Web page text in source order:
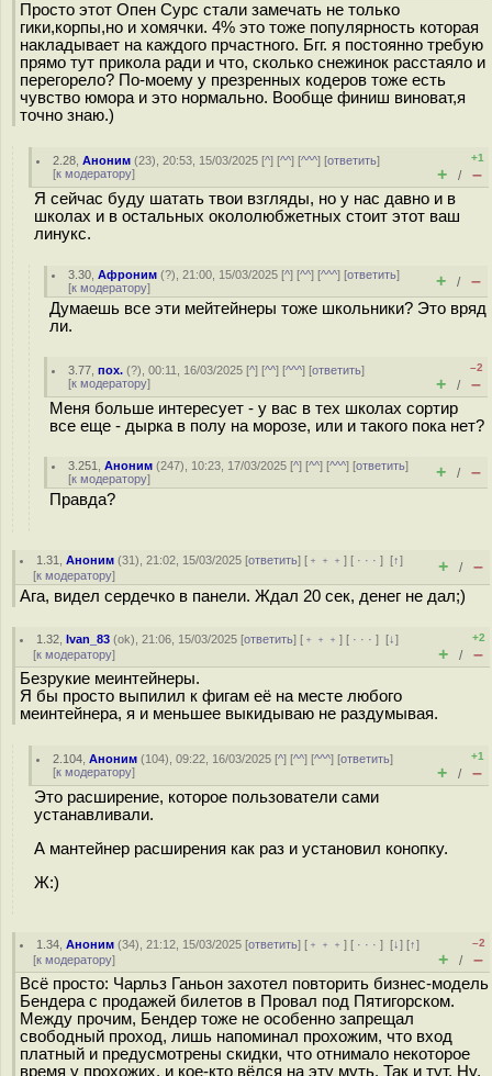
Просто этот Опен Сурс стали замечать не только
гики,корпы,но и хомячки. 4% это тоже популярность которая
накладывает на каждого прчастного. Бгг. я постоянно требую
прямо тут прикола ради и что, сколько снежинок расстаяло и
перегорело? По-моему у презренных кодеров тоже есть
чувство юмора и это нормально. Вообще финиш виноват,я
точно знаю.)
2.28 ,Аноним (23), 20:53, 15/03/2025 [^] [^^] [^^^] [ответить]
[к модератору]
+1
+ / –
Я сейчас буду шатать твои взгляды, но у нас давно и в
школах и в остальных окололюбжетных стоит этот ваш
линукс.
3.30 ,Афроним (?), 21:00, 15/03/2025 [^] [^^] [^^^] [ответить]
[к модератору] + / –
Думаешь все эти мейтейнеры тоже школьники? Это вряд
ли.
3.77 ,пох. (?), 00:11, 16/03/2025 [^] [^^] [^^^] [ответить]
[к модератору]
–2
+ / –
Меня больше интересует - у вас в тех школах сортир
все еще - дырка в полу на морозе, или и такого пока нет?
3.251 ,Аноним (247), 10:23, 17/03/2025 [^] [^^] [^^^] [ответить]
[к модератору] + / –
Правда?
1.31 ,Аноним (31), 21:02, 15/03/2025 [ответить] [ ﹢﹢﹢] [ · · ·][↑]
[к модератору] + / –
Ага, видел сердечко в панели. Ждал 20 сек, денег не дал;)
1.32 ,Ivan_83 (ok), 21:06, 15/03/2025 [ответить] [ ﹢﹢﹢] [ · · ·][↓]
[к модератору]
+2
+ / –
Безрукие меинтейнеры.
Я бы просто выпилил к фигам её на месте любого
меинтейнера, я и меньшее выкидываю не раздумывая.
2.104 ,Аноним (104), 09:22, 16/03/2025 [^] [^^] [^^^] [ответить]
[к модератору]
+1
+ / –
Это расширение, которое пользователи сами
устанавливали.
А мантейнер расширения как раз и установил конопку.
Ж:)
1.34 ,Аноним (34), 21:12, 15/03/2025 [ответить] [ ﹢﹢﹢] [ · · ·][↓] [↑]
[к модератору]
–2
+ / –
Всё просто: Чарльз Ганьон захотел повторить бизнес-модель
Бендера с продажей билетов в Провал под Пятигорском.
Между прочим, Бендер тоже не особенно запрещал
свободный проход, лишь напоминал прохожим, что вход
платный и предусмотрены скидки, что отнимало некоторое
время у прохожих, и кое-кто вёлся на эту муть. Так и тут. Ну,